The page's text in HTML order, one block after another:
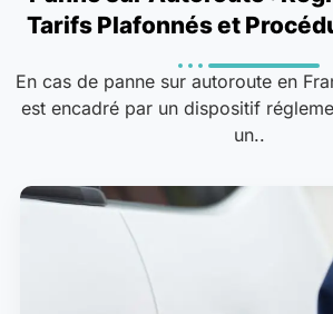
Tarifs Plafonnés et
En cas de panne sur autoroute en
est encadré par un dispositif
un..